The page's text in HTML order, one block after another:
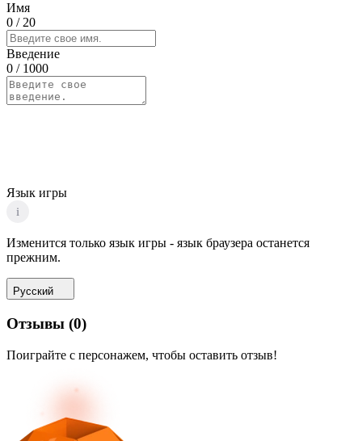
Имя
0 / 20
Введение
0 / 1000
Язык игры
i
Изменится только язык игры - язык браузера останется
прежним.
Русский
Отзывы (0)
Поиграйте с персонажем, чтобы оставить отзыв!